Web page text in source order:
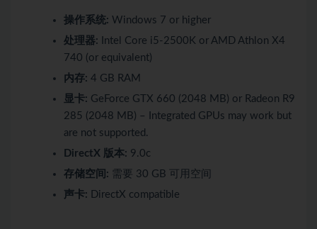
操作系统: Windows 7 or higher
处理器: Intel Core i5-2500K or AMD Athlon X4
740 (or equivalent)
内存: 4 GB RAM
显卡: GeForce GTX 660 (2048 MB) or Radeon R9
285 (2048 MB) – Integrated GPUs may work but
are not supported.
DirectX 版本: 9.0c
存储空间: 需要 30 GB 可用空间
声卡: DirectX compatible